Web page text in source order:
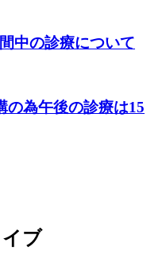
中の診療について
の為午後の診療は15
ブ